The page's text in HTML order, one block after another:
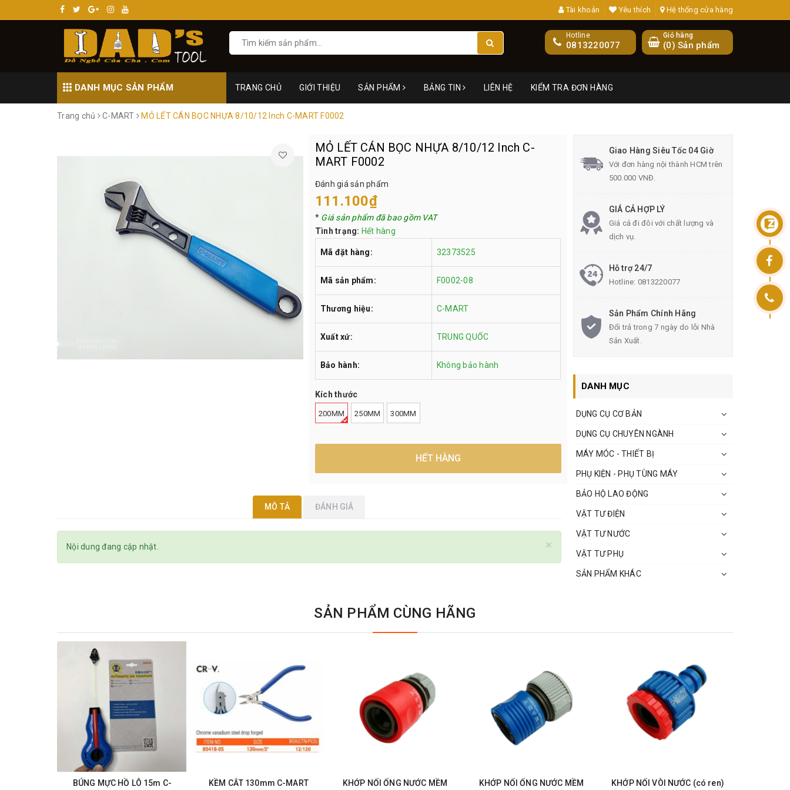
Tài khoản Yêu thích Hệ thống cửa hàng
Giỏ hàng
(0) Sản phẩm
Hotline
0813220077
DANH MỤC SẢN PHẨM TRANG CHỦ GIỚI THIỆU SẢN PHẨM BẢNG TIN LIÊN HỆ KIỂM TRA ĐƠN HÀNG
Trang chủ C-MART MỎ LẾT CÁN BỌC NHỰA 8/10/12 Inch C-MART F0002
MỎ LẾT CÁN BỌC NHỰA 8/10/12 Inch C-
MART F0002
Đánh giá sản phẩm
111.100₫
* Giá sản phẩm đã bao gồm VAT
Tình trạng: Hết hàng
Mã đặt hàng: 32373525
Mã sản phẩm: F0002-08
Thương hiệu: C-MART
Xuất xứ: TRUNG QUỐC
Bảo hành: Không bảo hành
Kích thước
200MM 250MM 300MM
HẾT HÀNG
MÔ TẢ ĐÁNH GIÁ
×
Nội dung đang cập nhật.
Giao Hàng Siêu Tốc 04 Giờ
Với đơn hàng nội thành HCM trên
500.000 VNĐ.
GIÁ CẢ HỢP LÝ
Giá cả đi đôi với chất lượng và
dịch vụ.
Hỗ trợ 24/7
Hotline: 0813220077
Sản Phẩm Chính Hãng
Đổi trả trong 7 ngày do lỗi Nhà
Sản Xuất.
DANH MỤC
DỤNG CỤ CƠ BẢN
DỤNG CỤ CHUYÊN NGÀNH
MÁY MÓC - THIẾT BỊ
PHỤ KIỆN - PHỤ TÙNG MÁY
BẢO HỘ LAO ĐỘNG
VẬT TƯ ĐIỆN
VẬT TƯ NƯỚC
VẬT TƯ PHỤ
SẢN PHẨM KHÁC
SẢN PHẨM CÙNG HÃNG
BÚNG MỰC HỒ LÔ 15m C-
KỀM CẮT 130mm C-MART
KHỚP NỐI ỐNG NƯỚC MỀM
KHỚP NỐI ỐNG NƯỚC MỀM
KHỚP NỐI VÒI NƯỚC (có ren)